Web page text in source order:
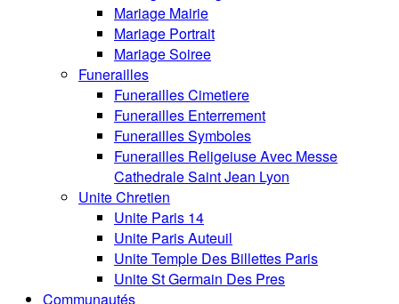
Mariage Mairie
Mariage Portrait
Mariage Soiree
Funerailles
Funerailles Cimetiere
Funerailles Enterrement
Funerailles Symboles
Funerailles Religeiuse Avec Messe
Cathedrale Saint Jean Lyon
Unite Chretien
Unite Paris 14
Unite Paris Auteuil
Unite Temple Des Billettes Paris
Unite St Germain Des Pres
Communautés